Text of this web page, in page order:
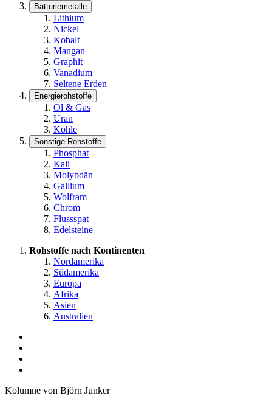
Batteriemetalle
Lithium
Nickel
Kobalt
Mangan
Graphit
Vanadium
Seltene Erden
Energierohstoffe
Öl & Gas
Uran
Kohle
Sonstige Rohstoffe
Phosphat
Kali
Molybdän
Gallium
Wolfram
Chrom
Flussspat
Edelsteine
Rohstoffe nach Kontinenten
Nordamerika
Südamerika
Europa
Afrika
Asien
Australien
Kolumne von Björn Junker